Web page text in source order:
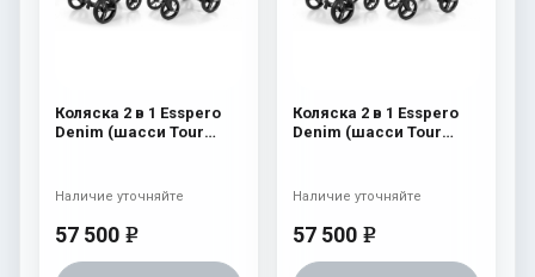
Коляска 2 в 1 Esspero
Denim (шасси Tour
57 500 e
Наличие уточняйте
Коляска 2 в 1 Esspero
Denim (шасси Tour
57 500 e
Наличие уточняйте